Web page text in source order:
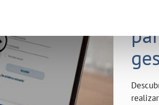
VER TODAS LAS GESTIONES
de fuga interior